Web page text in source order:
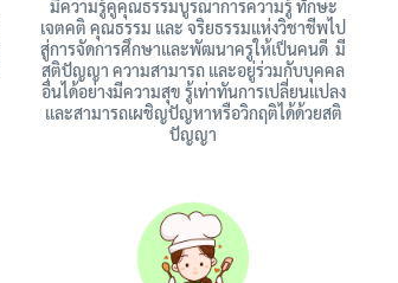
มีความรู้คู่คุณธรรมบูรณาการความรู้ ทักษะ
เจตคติ คุณธรรม และ จริยธรรมแห่งวิชาชีพไป
สู่การจัดการศึกษาและพัฒนาครูให้เป็นคนดี มี
สติปัญญา ความสามารถ และอยู่ร่วมกับบุคคล
อื่นได้อย่างมีความสุข รู้เท่าทันการเปลี่ยนแปลง
และสามารถเผชิญปัญหาหรือวิกฤติได้ด้วยสติ
ปัญญา